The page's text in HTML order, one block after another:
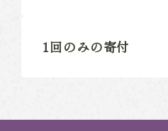
1回のみの寄付